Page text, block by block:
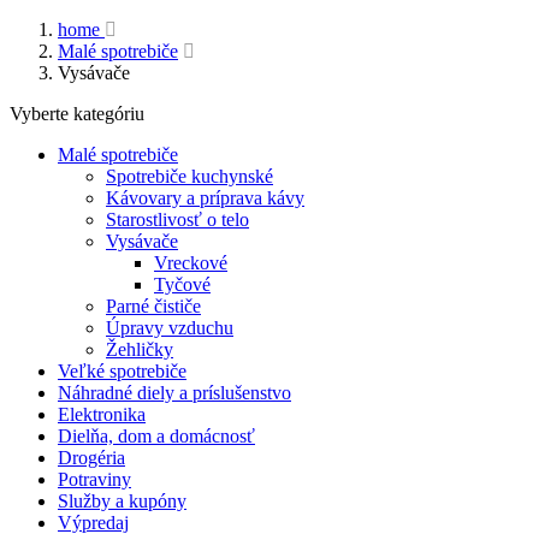
home
Malé spotrebiče
Vysávače
Vyberte kategóriu
Malé spotrebiče
Spotrebiče kuchynské
Kávovary a príprava kávy
Starostlivosť o telo
Vysávače
Vreckové
Tyčové
Parné čističe
Úpravy vzduchu
Žehličky
Veľké spotrebiče
Náhradné diely a príslušenstvo
Elektronika
Dielňa, dom a domácnosť
Drogéria
Potraviny
Služby a kupóny
Výpredaj